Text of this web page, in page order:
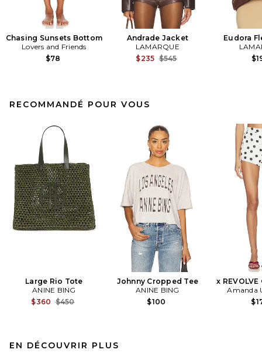
Chasing Sunsets Bottom
Lovers and Friends
$78
Andrade Jacket
LAMARQUE
$235 Previous price:
$545
Eudora
RECOMMANDÉ POUR VOUS
Large Rio Tote
ANINE BING
$360 Previous price:
$450
Johnny Cropped Tee
ANINE BING
$100
x
Amanda
EN DÉCOUVRIR PLUS